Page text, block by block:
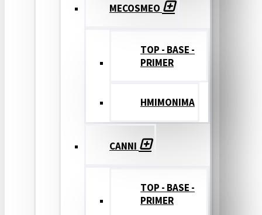
MECOSMEO
TOP - BASE -
PRIMER
ΗΜΙΜΟΝΙΜΑ
CANNI
TOP - BASE -
PRIMER